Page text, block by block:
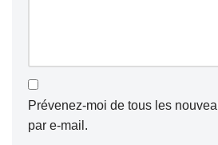
Prévenez-moi de tous les
par e-mail.